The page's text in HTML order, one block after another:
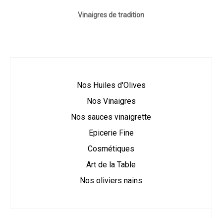
Vinaigres de tradition
Nos Huiles d'Olives
Nos Vinaigres
Nos sauces vinaigrette
Epicerie Fine
Cosmétiques
Art de la Table
Nos oliviers nains